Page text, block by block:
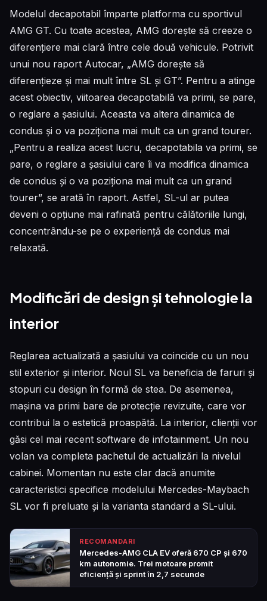
Modelul decapotabil împarte platforma cu sportivul
AMG GT. Cu toate acestea, AMG dorește să creeze o
diferențiere mai clară între cele două vehicule. Potrivit
unui nou raport Autocar, „AMG dorește să
diferențieze și mai mult între SL și GT”. Pentru a atinge
acest obiectiv, viitoarea decapotabilă va primi, se pare,
o reglare a șasiului. Aceasta va altera dinamica de
condus și o va poziționa mai mult ca un grand tourer.
„Pentru a realiza acest lucru, decapotabila va primi, se
pare, o reglare a șasiului care îi va modifica dinamica
de condus și o va poziționa mai mult ca un grand
tourer”, se arată în raport. Astfel, SL-ul ar putea
deveni o opțiune mai rafinată pentru călătoriile lungi,
concentrându-se pe o experiență de condus mai
relaxată.
Modificări de design și tehnologie la
interior
Reglarea actualizată a șasiului va coincide cu un nou
stil exterior și interior. Noul SL va beneficia de faruri și
stopuri cu design în formă de stea. De asemenea,
mașina va primi bare de protecție revizuite, care vor
contribui la o estetică proaspătă. La interior, clienții vor
găsi cel mai recent software de infotainment. Un nou
volan va completa pachetul de actualizări la nivelul
cabinei. Momentan nu este clar dacă anumite
caracteristici specifice modelului Mercedes-Maybach
SL vor fi preluate și la varianta standard a SL-ului.
RECOMANDARI
Mercedes-AMG CLA EV oferă 670 CP și 670
km autonomie. Trei motoare promit
eficiență și sprint în 2,7 secunde